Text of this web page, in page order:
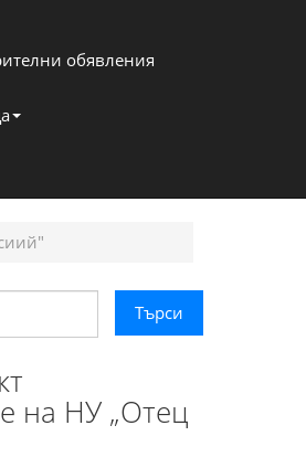
обявления
на НУ „Отец